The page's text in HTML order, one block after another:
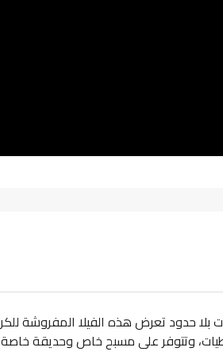
بلا حدود تعرض هذه الفيلا المفروشة
وتتوفر على مسبح خاص وحديقة